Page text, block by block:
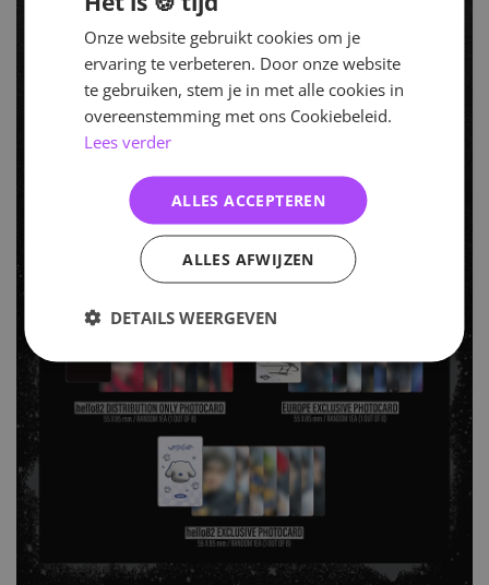
Onze website gebruikt cookies om je
ervaring te verbeteren. Door onze website
te gebruiken, stem je in met alle cookies in
overeenstemming met ons Cookiebeleid.
Lees verder
ALLES ACCEPTEREN
ALLES AFWIJZEN
DETAILS WEERGEVEN